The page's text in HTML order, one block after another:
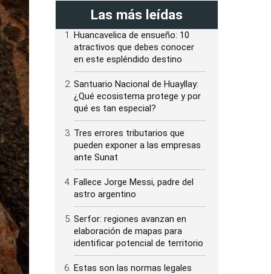
Las más leídas
Huancavelica de ensueño: 10
atractivos que debes conocer
en este espléndido destino
Santuario Nacional de Huayllay:
¿Qué ecosistema protege y por
qué es tan especial?
Tres errores tributarios que
pueden exponer a las empresas
ante Sunat
Fallece Jorge Messi, padre del
astro argentino
Serfor: regiones avanzan en
elaboración de mapas para
identificar potencial de territorio
Estas son las normas legales